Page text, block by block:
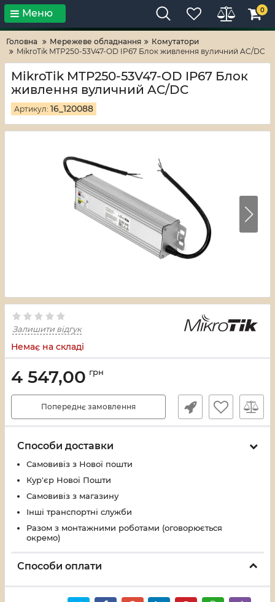
Тільки високі технології! RV-ZAFT
Меню 0
Головна Мережеве обладнання
Комутатори
MikroTik MTP250-53V47-OD IP67 Блок живлення вуличний AC/DC
MikroTik MTP250-53V47-OD IP67 Блок
живлення вуличний AC/DC
Артикул: 16_120088
Залишити відгук
Немає на складі
4 547,00 грн
Попереднє замовлення
Способи доставки
Самовивіз з Нової пошти
Кур'єр Нової Пошти
Самовивіз з магазину
Інші транспортні служби
Разом з монтажними роботами (оговорюється
окремо)
Способи оплати